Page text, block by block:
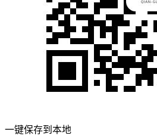
一键保存到本地